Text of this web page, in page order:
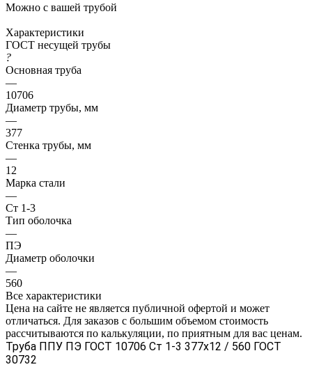
Можно с вашей трубой
Характеристики
ГОСТ несущей трубы
?
Основная труба
—
10706
Диаметр трубы, мм
—
377
Стенка трубы, мм
—
12
Марка стали
—
Ст 1-3
Тип оболочка
—
ПЭ
Диаметр оболочки
—
560
Все характеристики
Цена на сайте не является публичной офертой и может
отличаться. Для заказов с большим объемом стоимость
рассчитываются по калькуляции, по приятным для вас ценам.
Труба ППУ ПЭ ГОСТ 10706 Ст 1-3 377x12 / 560 ГОСТ
30732